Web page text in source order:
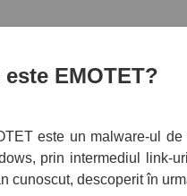
este EMOTET?
este un malware-ul
prin intermediul link-
cunoscut, descoperit în